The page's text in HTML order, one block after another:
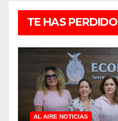
TE HAS PERDIDO
AL AIRE NOTICIAS